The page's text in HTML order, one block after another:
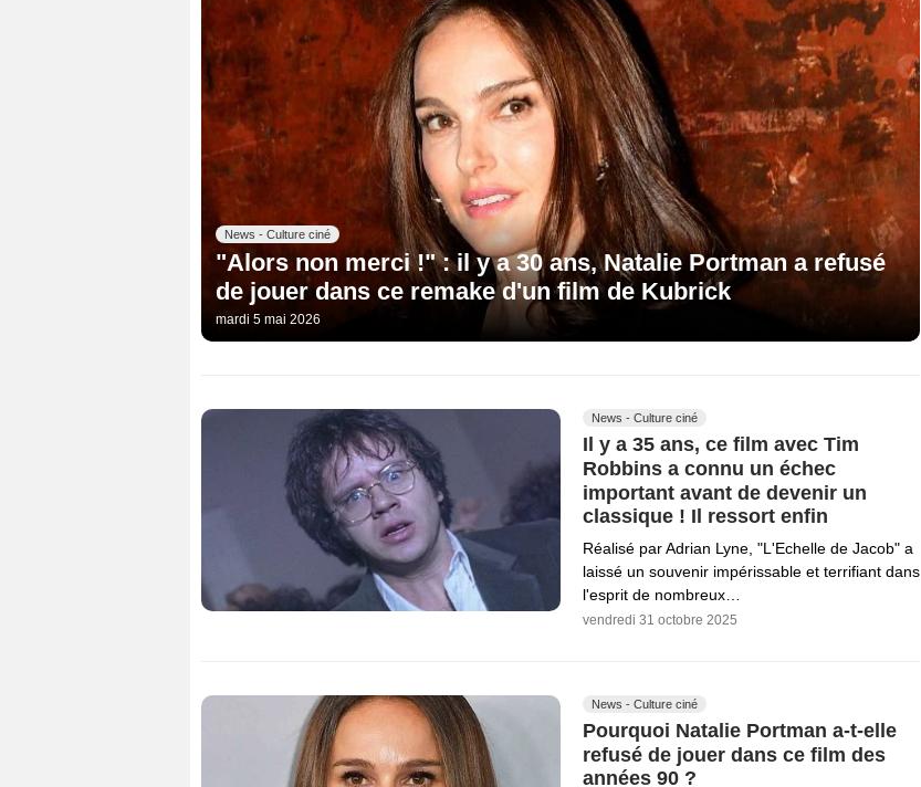
News - Culture ciné
"Alors non merci !" : il y a 30 ans, Natalie Portman a refusé
de jouer dans ce remake d'un film de Kubrick
mardi 5 mai 2026
News - Culture ciné
Il y a 35 ans, ce film avec Tim
Robbins a connu un échec
important avant de devenir un
classique ! Il ressort enfin
Réalisé par Adrian Lyne, "L'Echelle de Jacob" a
laissé un souvenir impérissable et terrifiant dans
l'esprit de nombreux…
vendredi 31 octobre 2025
News - Culture ciné
Pourquoi Natalie Portman a-t-elle
refusé de jouer dans ce film des
années 90 ?